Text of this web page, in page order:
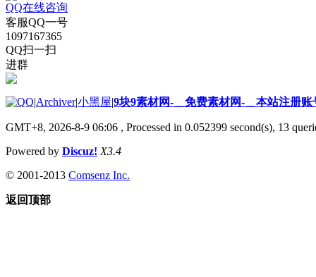
QQ在线咨询
客服QQ一号
1097167365
QQ扫一扫
进群
|Archiver|小黑屋|9块9素材网-＿免费素材网-＿本站注册账
GMT+8, 2026-8-9 06:06 , Processed in 0.052399 second(s), 13
Powered by Discuz! X3.4
© 2001-2013 Comsenz Inc.
返回顶部